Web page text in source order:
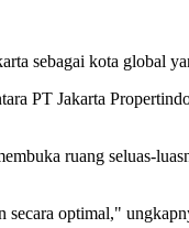
sebagai kota global
PT Jakarta
ruang seluas-
secara optimal,"